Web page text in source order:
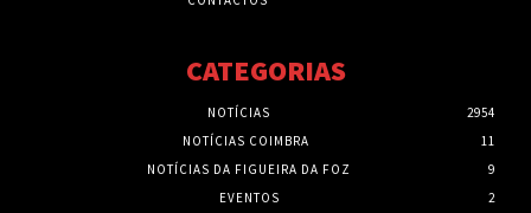
CATEGORIAS
NOTÍCIAS
2954
NOTÍCIAS COIMBRA
11
NOTÍCIAS DA FIGUEIRA DA FOZ
9
EVENTOS
2